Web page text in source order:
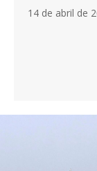
14 de abril de